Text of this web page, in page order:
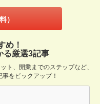
）
め！
る厳選3記事
ト、開業までのステップなど、
をピックアップ！